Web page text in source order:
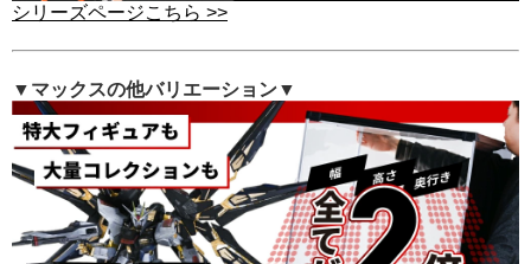
シリーズページこちら >>
▼マックスの他バリエーション▼